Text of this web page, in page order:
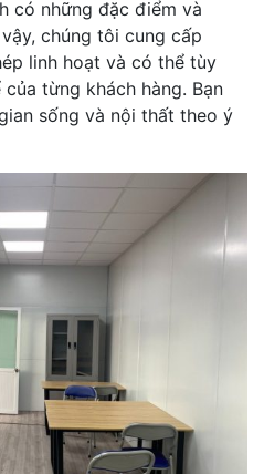
có những đặc điểm và
chúng tôi cung cấp
linh hoạt và có thể tùy
từng khách hàng. Bạn
sống và nội thất theo ý